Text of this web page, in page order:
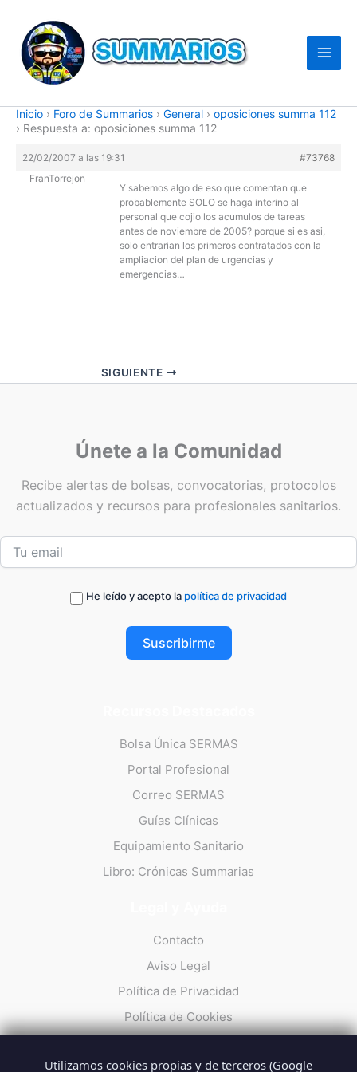
contenido
Inicio › Foro de Summarios › General › oposiciones summa 112
› Respuesta a: oposiciones summa 112
22/02/2007 a las 19:31
#73768
FranTorrejon
Y sabemos algo de eso que comentan que
probablemente SOLO se haga interino al
personal que cojio los acumulos de tareas
antes de noviembre de 2005? porque si es asi,
solo entrarian los primeros contratados con la
ampliacion del plan de urgencias y
emergencias…
SIGUIENTE
Únete a la Comunidad
Recibe alertas de bolsas, convocatorias, protocolos
actualizados y recursos para profesionales sanitarios.
He leído y acepto la política de privacidad
Suscribirme
Bolsa Única SERMAS
Portal Profesional
Correo SERMAS
Guías Clínicas
Equipamiento Sanitario
Libro: Crónicas Summarias
Contacto
Aviso Legal
Política de Privacidad
Política de Cookies
Utilizamos cookies propias y de terceros (Google